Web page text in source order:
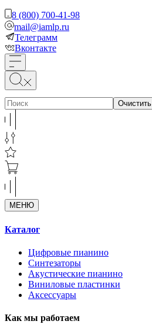
8 (800) 700-41-98
mail@iamlp.ru
Телеграмм
Вконтакте
Очистить
МЕНЮ
Каталог
Цифровые пианино
Синтезаторы
Акустические пианино
Виниловые пластинки
Аксессуары
Как мы работаем